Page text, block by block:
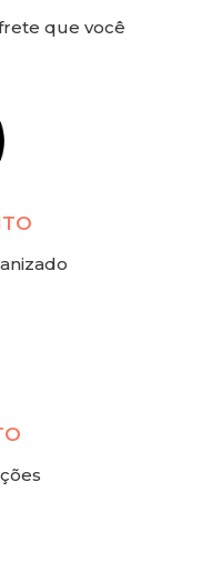
que você